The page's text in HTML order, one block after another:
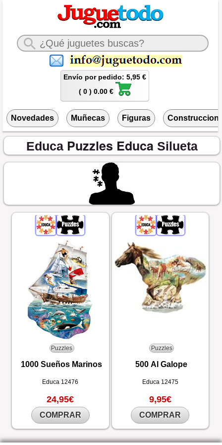
Envío por pedido: 5,95 €
( 0 ) 0.00 €
Novedades Muñecas Figuras
Educa Puzzles Educa Silueta
Puzzles
1000 Sueños Marinos
Educa 12476
24,95€
COMPRAR
Puzzles
500 Al Galope
Educa 12475
9,95€
COMPRAR